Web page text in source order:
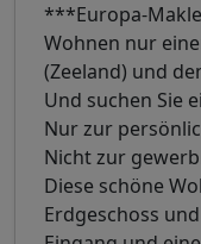
***Europa-
Wohnen nur
(Zeeland) und
Und suchen Sie
Nur zur
Nicht zur
Diese schöne
Erdgeschoss